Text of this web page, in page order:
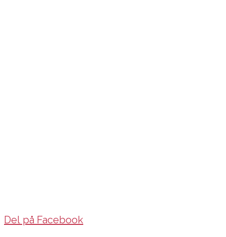
Del på Facebook